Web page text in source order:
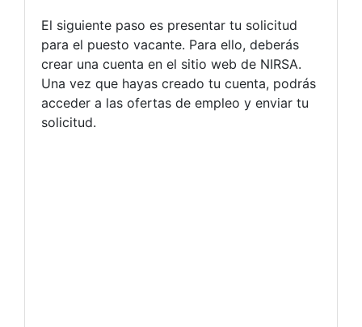
El siguiente paso es presentar tu solicitud
para el puesto vacante. Para ello, deberás
crear una cuenta en el sitio web de NIRSA.
Una vez que hayas creado tu cuenta, podrás
acceder a las ofertas de empleo y enviar tu
solicitud.